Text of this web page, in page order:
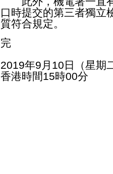
口時提交的第三者獨立
質符合規定。
完
2019年9月10日（星期
香港時間15時00分